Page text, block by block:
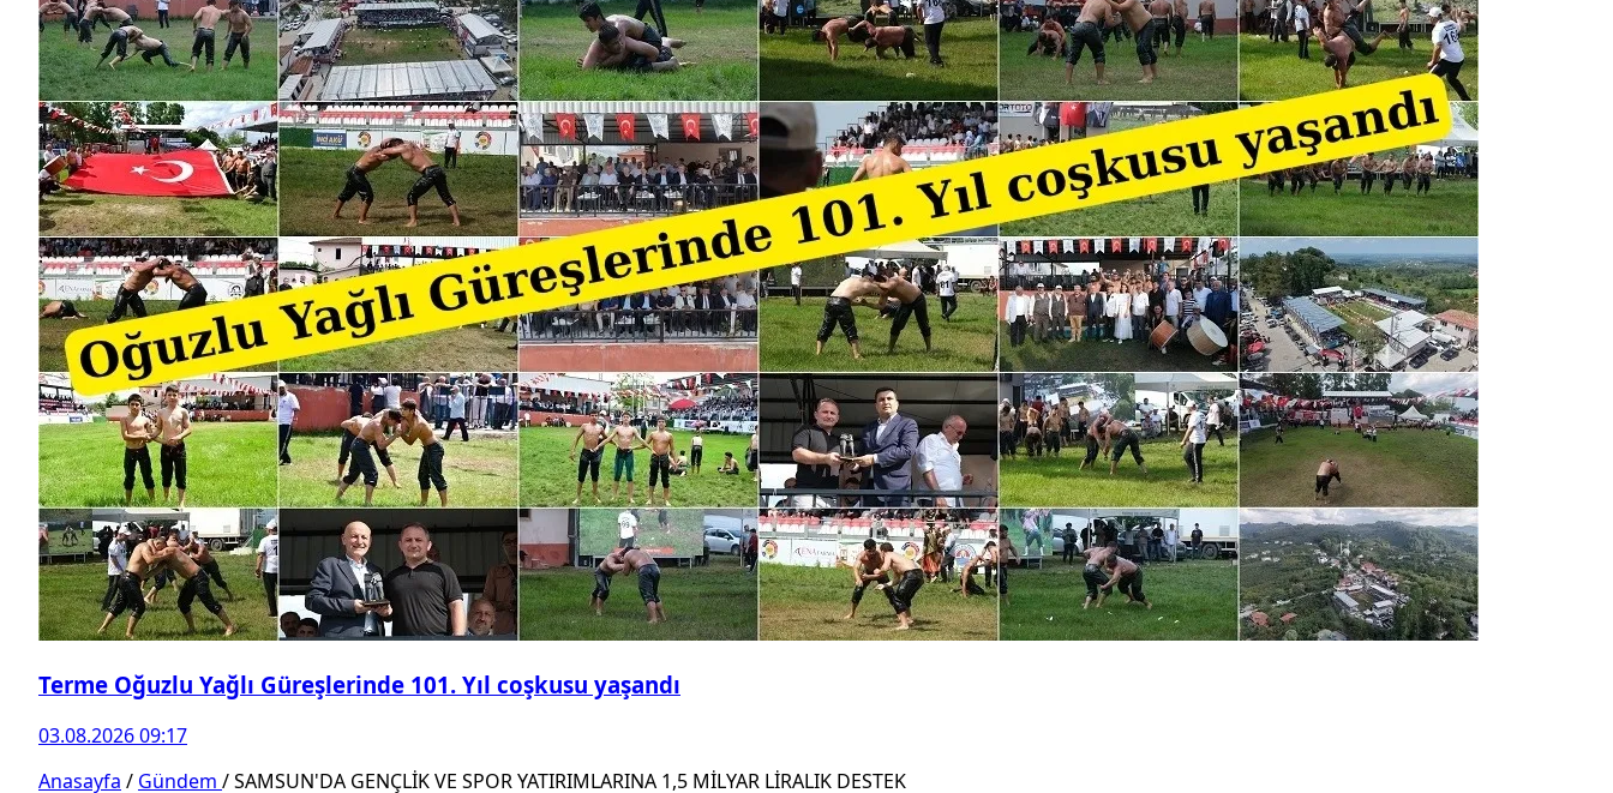
Terme Oğuzlu Yağlı Güreşlerinde 101. Yıl coşkusu yaşandı
03.08.2026 09:17
Anasayfa / Gündem /SAMSUN'DA GENÇLİK VE SPOR YATIRIMLARINA 1,5 MİLYAR LİRALIK DESTEK